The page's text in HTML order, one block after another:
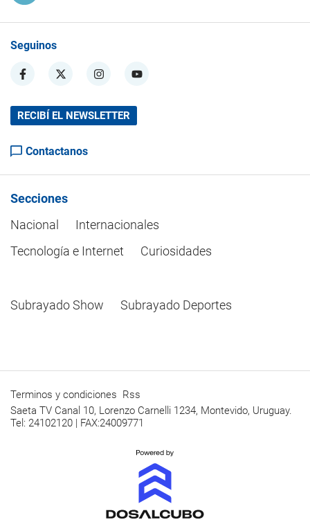
Seguinos
RECIBÍ EL NEWSLETTER
Contactanos
Secciones
Nacional
Internacionales
Tecnología e Internet
Curiosidades
Subrayado Show Subrayado Deportes
Terminos y condiciones Rss
Saeta TV Canal 10, Lorenzo Carnelli 1234, Montevido, Uruguay.
Tel: 24102120 | FAX:24009771